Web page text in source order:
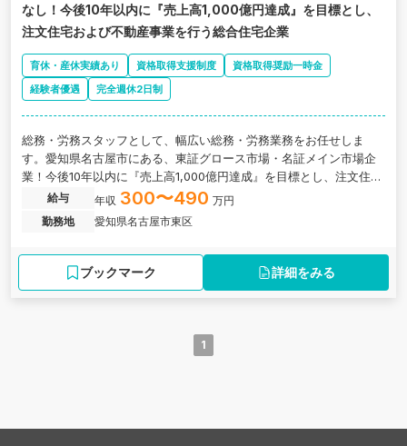
なし！今後10年以内に『売上高1,000億円達成』を目標とし、
注文住宅および不動産事業を行う総合住宅企業
育休・産休実績あり 資格取得支援制度
資格取得奨励一時金
経験者優遇
完全週休2日制
総務・労務スタッフとして、幅広い総務・労務業務をお任せしま
す。愛知県名古屋市にある、東証グロース市場・名証メイン市場企
業！今後10年以内に『売上高1,000億円達成』を目標とし、注文住宅
および不動産事業を行う総合住宅企業の求人です。
給与 年収 300〜490 万円
勤務地
愛知県名古屋市東区
ブックマーク 詳細をみる
1